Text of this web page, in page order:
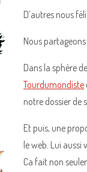
D’autres nous
Nous
Dans la sphère
Tourdumondiste
notre dossier de
Et puis, une
le web. Lui
Ca fait non